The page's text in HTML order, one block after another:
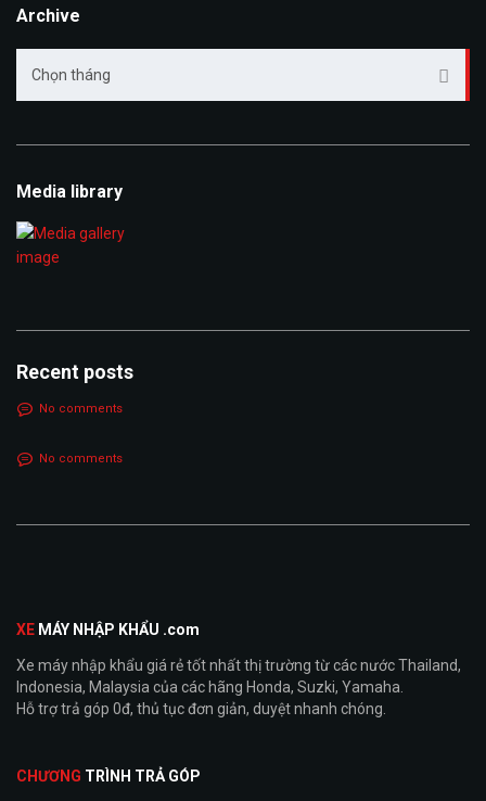
Archive
Chọn tháng
Media library
Recent posts
No comments
No comments
XE MÁY NHẬP KHẨU .com
Xe máy nhập khẩu giá rẻ tốt nhất thị trường từ các nước Thailand,
Indonesia, Malaysia của các hãng Honda, Suzki, Yamaha.
Hỗ trợ trả góp 0đ, thủ tục đơn giản, duyệt nhanh chóng.
CHƯƠNG TRÌNH TRẢ GÓP